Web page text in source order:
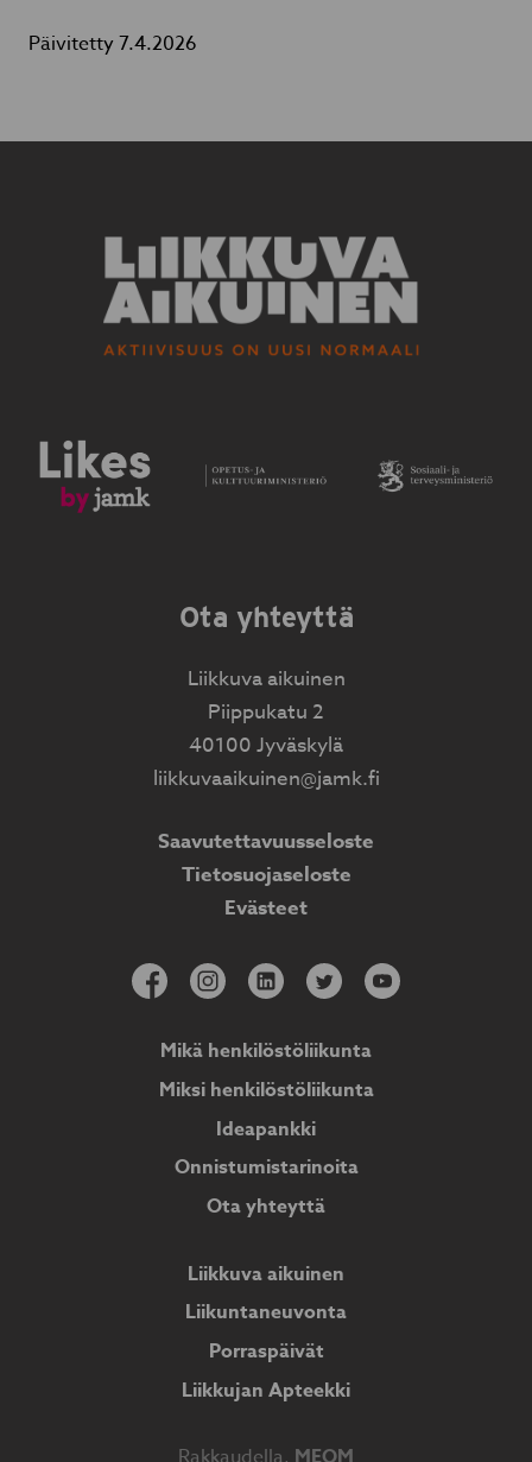
Päivitetty 7.4.2026
Ota yhteyttä
Liikkuva aikuinen
Piippukatu 2
40100 Jyväskylä
liikkuvaaikuinen@jamk.fi
Saavutettavuusseloste
Tietosuojaseloste
Evästeet
Mikä henkilöstöliikunta
Miksi henkilöstöliikunta
Ideapankki
Onnistumistarinoita
Ota yhteyttä
Liikkuva aikuinen
Liikuntaneuvonta
Porraspäivät
Liikkujan Apteekki